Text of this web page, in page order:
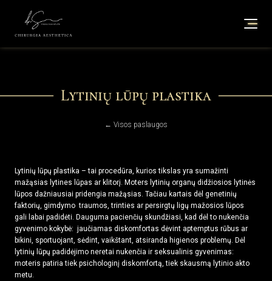
Lytinių lūpų plastika
← Visos paslaugos
Lytinių lūpų plastika – tai procedūra, kurios tikslas yra sumažinti
mažąsias lytines lūpas ar klitorį. Moters lytinių organų didžiosios lytinės
lūpos dažniausiai pridengia mažąsias. Tačiau kartais dėl genetinių
faktorių, gimdymo traumos, trinties ar persirgtų ligų mažosios lūpos
gali labai padidėti. Dauguma pacienčių skundžiasi, kad dėl to nukenčia
gyvenimo kokybė: jaučiamas diskomfortas dėvint aptemptus rūbus ar
bikini, sportuojant, sėdint, vaikštant, atsiranda higienos problemų. Dėl
lytinių lūpų padidėjimo neretai nukenčia ir seksualinis gyvenimas:
moteris patiria tiek psichologinį diskomfortą, tiek skausmą lytinio akto
metu.